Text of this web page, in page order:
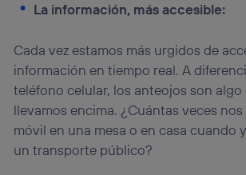
La información, más accesible:
Cada vez estamos más urgidos de
información en tiempo real. A
teléfono celular, los anteojos son algo
llevamos encima. ¿Cuántas veces
móvil en una mesa o en casa cuando
un transporte público?